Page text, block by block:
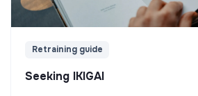
Retraining guide
Seeking IKIGAI